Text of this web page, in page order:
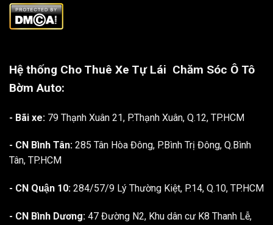
Hệ thống Cho Thuê Xe Tự Lái Chăm Sóc Ô Tô
Bờm Auto:
- Bãi xe: 79 Thạnh Xuân 21, P.Thạnh Xuân, Q.12, TP.HCM
- CN Bình Tân: 285 Tân Hòa Đông, P.Bình Trị Đông, Q.Bình
Tân, TP.HCM
- CN Quận 10: 284/57/9 Lý Thường Kiệt, P.14, Q.10, TP.HCM
- CN Bình Dương: 47 Đường N2, Khu dân cư K8 Thanh Lễ,